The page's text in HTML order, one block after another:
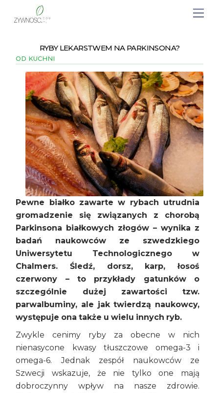
RYBY LEKARSTWEM NA PARKINSONA?
OD KUCHNI
Pewne białko zawarte w rybach utrudnia
gromadzenie się związanych z chorobą
Parkinsona białkowych złogów – wynika z
badań naukowców ze szwedzkiego
Uniwersytetu Technologicznego w
Chalmers. Śledź, dorsz, karp, łosoś
czerwony – to przykłady gatunków o
szczególnie dużej zawartości tzw.
parwalbuminy, ale jak twierdzą naukowcy,
występuje ona także u wielu innych ryb.
Zwykle cenimy ryby za obecne w nich
nienasycone kwasy tłuszczowe omega-3 i
omega-6. Jednak zespół naukowców ze
Szwecji wskazuje, że nie tylko one mają
dobroczynny wpływ na nasze zdrowie.